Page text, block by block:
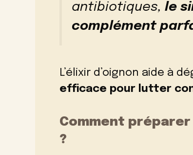
antibiotiques, le
complément
L’élixir d’oignon aide à
efficace pour lutter
Comment préparer
?